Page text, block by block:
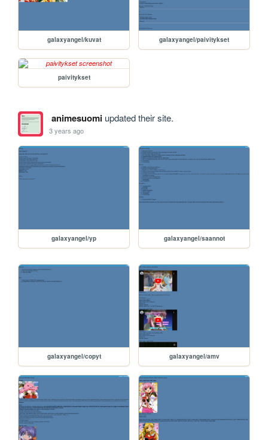
galaxyangel/kuvat galaxyangel/paivitykset
paivitykset
animesuomiupdated their site.
3 years ago
galaxyangel/yp galaxyangel/saannot
galaxyangel/copyt galaxyangel/amv